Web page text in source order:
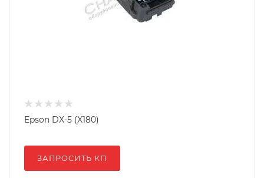
Epson DX-5 (X180)
ЗАПРОСИТЬ КП